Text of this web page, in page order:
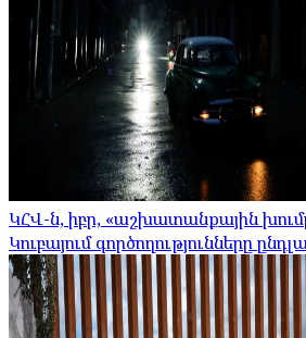
ԿՀՎ-ն, իբր, «աշխատանքային
Կուբայում գործողությունները